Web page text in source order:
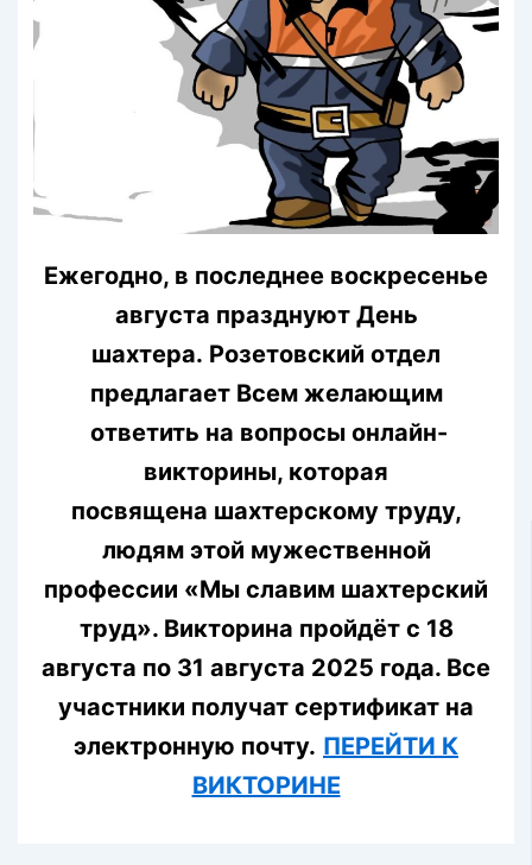
Ежегодно, в последнее воскресенье
августа празднуют День
шахтера. Розетовский отдел
предлагает Всем желающим
ответить на вопросы онлайн-
викторины, которая
посвящена шахтерскому труду,
людям этой мужественной
профессии «Мы славим шахтерский
труд». Викторина пройдёт с 18
августа по 31 августа 2025 года. Все
участники получат сертификат на
электронную почту. ПЕРЕЙТИ К
ВИКТОРИНЕ